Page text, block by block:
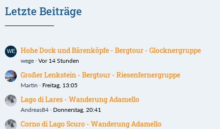
Letzte Beiträge
Hohe Dock und Bärenköpfe - Bergtour - Glocknergruppe
wege Vor 14 Stunden
Großer Lenkstein - Bergtour - Riesenfernergruppe
Martin Freitag, 13:05
Lago di Lares - Wanderung Adamello
Andreas84 Donnerstag, 20:41
Corno di Lago Scuro - Wanderung Adamello